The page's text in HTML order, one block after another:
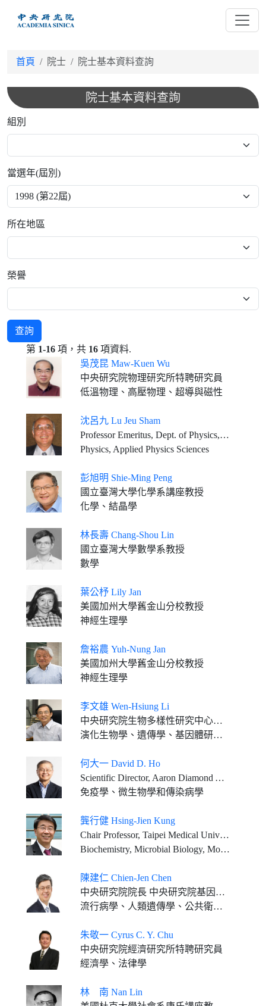
首頁 院士 院士基本資料查詢
院士基本資料查詢
組別
當選年(屆別)
所在地區
榮譽
查詢
第 1-16 項，共 16 項資料.
吳茂昆 Maw-Kuen Wu
中央研究院物理研究所特聘研究員
低溫物理、高壓物理、超導與磁性
沈呂九 Lu Jeu Sham
Professor Emeritus, Dept. of Physics, University of California, San Diego
Physics, Applied Physics Sciences
彭旭明 Shie-Ming Peng
國立臺灣大學化學系講座教授
化學、結晶學
林長壽 Chang-Shou Lin
國立臺灣大學數學系教授
數學
葉公杼 Lily Jan
美國加州大學舊金山分校教授
神經生理學
詹裕農 Yuh-Nung Jan
美國加州大學舊金山分校教授
神經生理學
李文雄 Wen-Hsiung Li
中央研究院生物多樣性研究中心特聘研究員
演化生物學、遺傳學、基因體研究、生物資訊
何大一 David D. Ho
Scientific Director, Aaron Diamond AIDS Research Center Clyde and Helen Wu Professor of Medicine, Columbia University Vagelos College of Physicians and Surgeons
免疫學、微生物學和傳染病學
龔行健 Hsing-Jien Kung
Chair Professor, Taipei Medical University President Emeritus, National Health Research Institutes Distinguished Professor (Emeritus), Dept. of Biochemistry & Molecular Medicine, University of California, Davis
Biochemistry, Microbial Biology, Molecular Genetics
陳建仁 Chien-Jen Chen
中央研究院院長 中央研究院基因體研究中心特聘研究員
流行病學、人類遺傳學、公共衛生、預防醫學
朱敬一 Cyrus C. Y. Chu
中央研究院經濟研究所特聘研究員
經濟學、法律學
林 南 Nan Lin